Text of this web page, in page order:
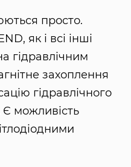
просто.
як і всі інші
гідравлічним
захоплення
гідравлічного
можливість